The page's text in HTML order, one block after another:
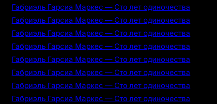
Габриэль Гарсиа Маркес — Сто лет одиночества
Габриэль Гарсиа Маркес — Сто лет одиночества
Габриэль Гарсиа Маркес — Сто лет одиночества
Габриэль Гарсиа Маркес — Сто лет одиночества
Габриэль Гарсиа Маркес — Сто лет одиночества
Габриэль Гарсиа Маркес — Сто лет одиночества
Габриэль Гарсиа Маркес — Сто лет одиночества
Габриэль Гарсиа Маркес — Сто лет одиночества